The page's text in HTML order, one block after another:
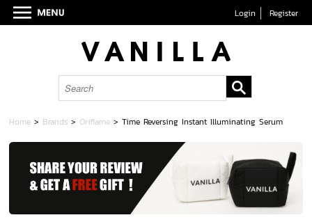
Login Register
Home > Brands > Oriflame >Time Reversing Instant Illuminating Serum